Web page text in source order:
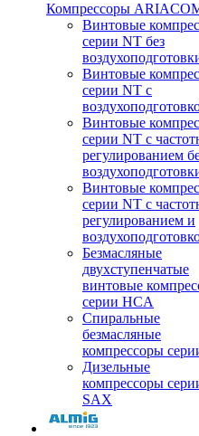
Компрессоры
Винтовые
серии NT без
Винтовые
серии NT c
Винтовые
серии NT с
регулированием
Винтовые
серии NT с
регулированием и
Безмасляные
двухступенчатые
винтовые
серии HCA
Спиральные
безмасляные
компрессоры
Дизельные
компрессоры
SAX